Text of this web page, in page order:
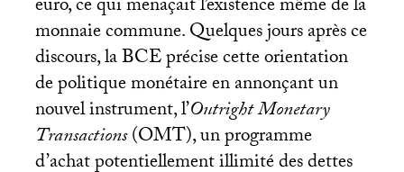
euro, ce qui menaçait l’existence même de la
monnaie commune. Quelques jours après ce
discours, laBCEprécise cette orientation
de politique monétaire en annonçant un
nouvel instrument, l’Outright Monetary
Transactions(OMT), un programme
d’achat potentiellement illimité des dettes